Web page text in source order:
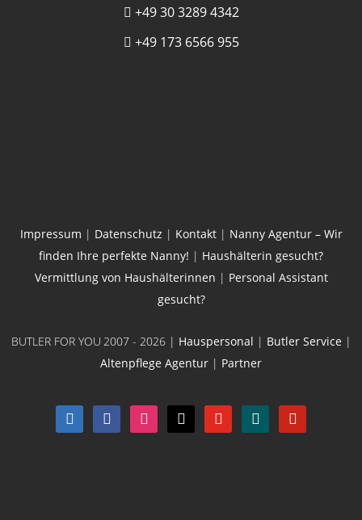
+49 30 3289 4342
+49 173 6566 955
Impressum | Datenschutz | Kontakt| Nanny Agentur – Wir
finden Ihre perfekte Nanny! | Haushälterin gesucht?
Vermittlung von Haushälterinnen | Personal Assistant
gesucht?
BUTLER FOR YOU 2007 - 2026 | Hauspersonal | Butler Service |
Altenpflege Agentur | Partner
linkedin facebook instagram youtube xing pinterest